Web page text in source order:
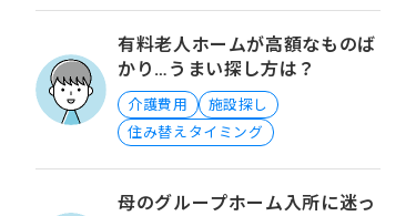
有料老人ホームが高額なものば
かり…うまい探し方は？
介護費用
施設探し
住み替えタイミング
母のグループホーム入所に迷っ